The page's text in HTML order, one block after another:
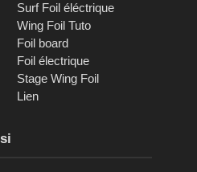
Surf Foil éléctrique
Wing Foil Tuto
Foil board
Foil électrique
Stage Wing Foil
Lien